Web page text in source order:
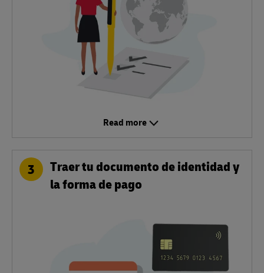
Read more
3
Traer tu documento de identidad y
la forma de pago